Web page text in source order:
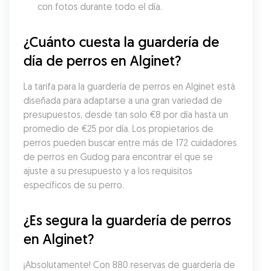
con fotos durante todo el día.
¿Cuánto cuesta la guardería de
día de perros en Alginet?
La tarifa para la guardería de perros en Alginet está
diseñada para adaptarse a una gran variedad de
presupuestos, desde tan solo €8 por día hasta un
promedio de €25 por día. Los propietarios de
perros pueden buscar entre más de 172 cuidadores
de perros en Gudog para encontrar el que se
ajuste a su presupuesto y a los requisitos
específicos de su perro.
¿Es segura la guardería de perros
en Alginet?
¡Absolutamente! Con 880 reservas de guardería de